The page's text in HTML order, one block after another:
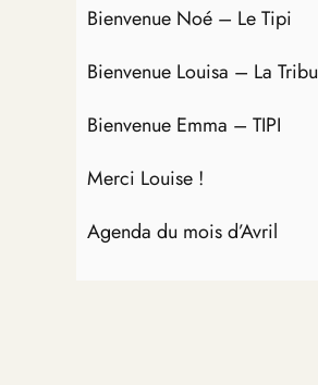
Bienvenue Noé – Le Tipi
Bienvenue Louisa – La Tribu
Bienvenue Emma – TIPI
Merci Louise !
Agenda du mois d’Avril